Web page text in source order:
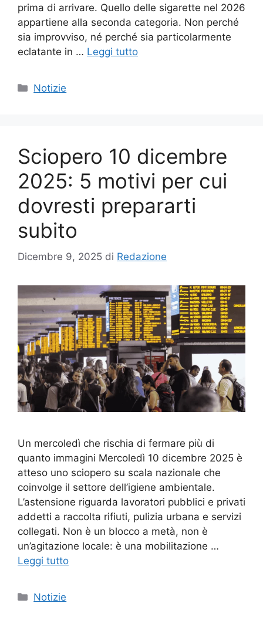
prima di arrivare. Quello delle sigarette nel 2026
appartiene alla seconda categoria. Non perché
sia improvviso, né perché sia particolarmente
eclatante in … Leggi tutto
Categorie
Notizie
Sciopero 10 dicembre
2025: 5 motivi per cui
dovresti prepararti
subito
Dicembre 9, 2025 di Redazione
Un mercoledì che rischia di fermare più di
quanto immagini Mercoledì 10 dicembre 2025 è
atteso uno sciopero su scala nazionale che
coinvolge il settore dell’igiene ambientale.
L’astensione riguarda lavoratori pubblici e privati
addetti a raccolta rifiuti, pulizia urbana e servizi
collegati. Non è un blocco a metà, non è
un’agitazione locale: è una mobilitazione …
Leggi tutto
Categorie
Notizie